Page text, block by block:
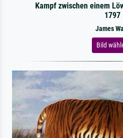
Kampf zwischen einem
1797
James
Bild